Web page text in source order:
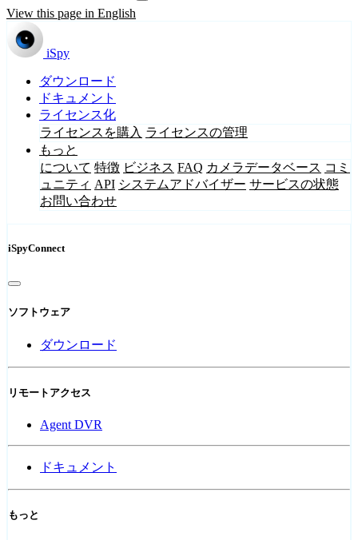
View this page in English
iSpy
ダウンロード
ドキュメント
ライセンス化
ライセンスを購入 ライセンスの管理
もっと
について 特徴 ビジネス FAQ カメラデータベース コミ
ュニティ API システムアドバイザー サービスの状態
お問い合わせ
iSpyConnect
ソフトウェア
ダウンロード
リモートアクセス
Agent DVR
ドキュメント
もっと